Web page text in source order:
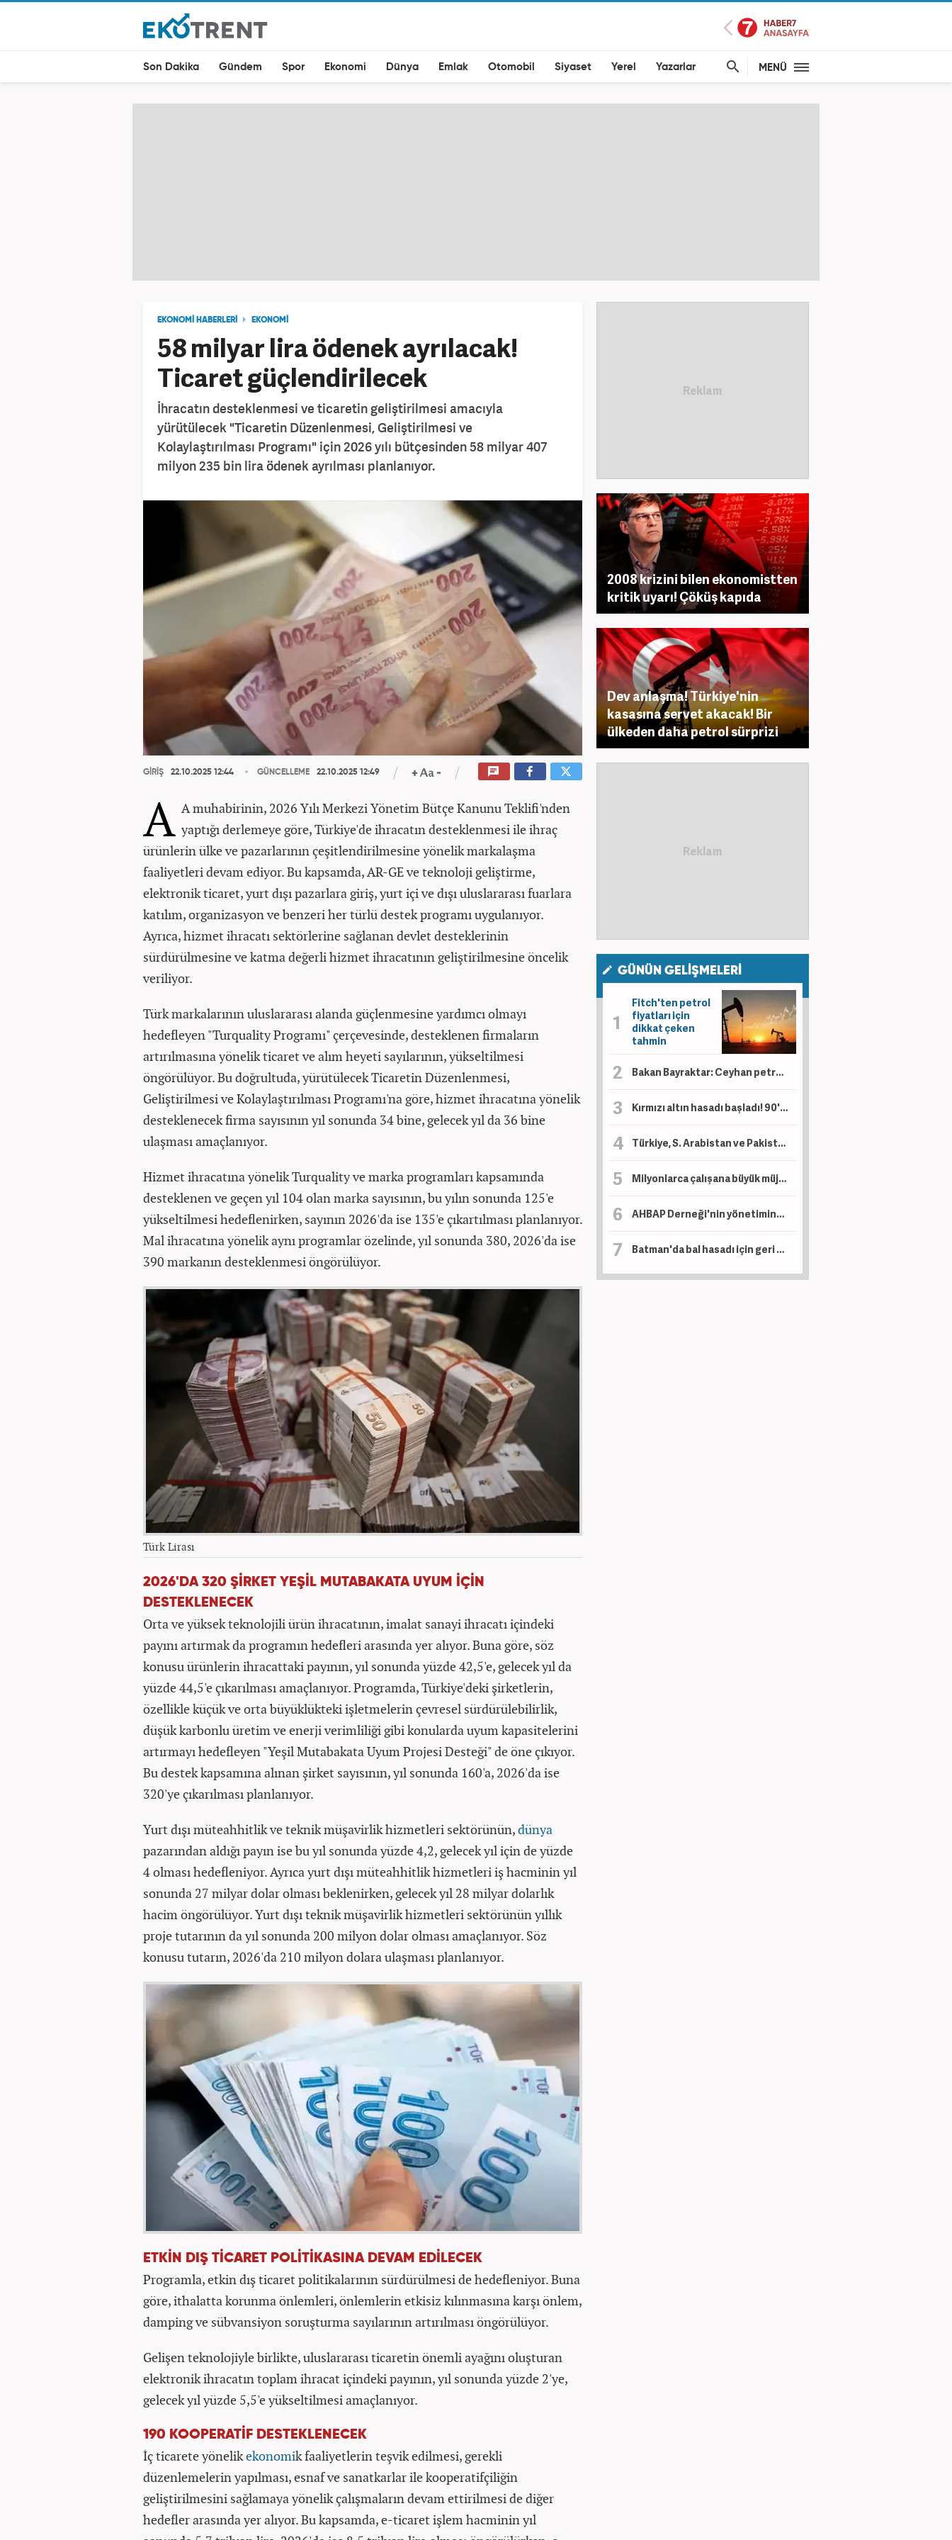
Son Dakika Gündem Spor Ekonomi Dünya Emlak Otomobil Siyaset Yerel Yazarlar MENÜ
EKONOMİ HABERLERİ EKONOMİ
58 milyar lira ödenek ayrılacak!
Ticaret güçlendirilecek
İhracatın desteklenmesi ve ticaretin geliştirilmesi amacıyla
yürütülecek "Ticaretin Düzenlenmesi, Geliştirilmesi ve
Kolaylaştırılması Programı" için 2026 yılı bütçesinden 58 milyar 407
milyon 235 bin lira ödenek ayrılması planlanıyor.
GİRİŞ 22.10.2025 12:44 GÜNCELLEME 22.10.2025 12:49
A A muhabirinin, 2026 Yılı Merkezi Yönetim Bütçe Kanunu Teklifi'nden
yaptığı derlemeye göre, Türkiye'de ihracatın desteklenmesi ile ihraç
ürünlerin ülke ve pazarlarının çeşitlendirilmesine yönelik markalaşma
faaliyetleri devam ediyor. Bu kapsamda, AR-GE ve teknoloji geliştirme,
elektronik ticaret, yurt dışı pazarlara giriş, yurt içi ve dışı uluslararası fuarlara
katılım, organizasyon ve benzeri her türlü destek programı uygulanıyor.
Ayrıca, hizmet ihracatı sektörlerine sağlanan devlet desteklerinin
sürdürülmesine ve katma değerli hizmet ihracatının geliştirilmesine öncelik
veriliyor.
Türk markalarının uluslararası alanda güçlenmesine yardımcı olmayı
hedefleyen "Turquality Programı" çerçevesinde, desteklenen firmaların
artırılmasına yönelik ticaret ve alım heyeti sayılarının, yükseltilmesi
öngörülüyor. Bu doğrultuda, yürütülecek Ticaretin Düzenlenmesi,
Geliştirilmesi ve Kolaylaştırılması Programı'na göre, hizmet ihracatına yönelik
desteklenecek firma sayısının yıl sonunda 34 bine, gelecek yıl da 36 bine
ulaşması amaçlanıyor.
Hizmet ihracatına yönelik Turquality ve marka programları kapsamında
desteklenen ve geçen yıl 104 olan marka sayısının, bu yılın sonunda 125'e
yükseltilmesi hedeflenirken, sayının 2026'da ise 135'e çıkartılması planlanıyor.
Mal ihracatına yönelik aynı programlar özelinde, yıl sonunda 380, 2026'da ise
390 markanın desteklenmesi öngörülüyor.
Türk Lirası
2026'DA 320 ŞİRKET YEŞİL MUTABAKATA UYUM İÇİN
DESTEKLENECEK
Orta ve yüksek teknolojili ürün ihracatının, imalat sanayi ihracatı içindeki
payını artırmak da programın hedefleri arasında yer alıyor. Buna göre, söz
konusu ürünlerin ihracattaki payının, yıl sonunda yüzde 42,5'e, gelecek yıl da
yüzde 44,5'e çıkarılması amaçlanıyor. Programda, Türkiye'deki şirketlerin,
özellikle küçük ve orta büyüklükteki işletmelerin çevresel sürdürülebilirlik,
düşük karbonlu üretim ve enerji verimliliği gibi konularda uyum kapasitelerini
artırmayı hedefleyen "Yeşil Mutabakata Uyum Projesi Desteği" de öne çıkıyor.
Bu destek kapsamına alınan şirket sayısının, yıl sonunda 160'a, 2026'da ise
320'ye çıkarılması planlanıyor.
Yurt dışı müteahhitlik ve teknik müşavirlik hizmetleri sektörünün,dünya
pazarından aldığı payın ise bu yıl sonunda yüzde 4,2, gelecek yıl için de yüzde
4 olması hedefleniyor. Ayrıca yurt dışı müteahhitlik hizmetleri iş hacminin yıl
sonunda 27 milyar dolar olması beklenirken, gelecek yıl 28 milyar dolarlık
hacim öngörülüyor. Yurt dışı teknik müşavirlik hizmetleri sektörünün yıllık
proje tutarının da yıl sonunda 200 milyon dolar olması amaçlanıyor. Söz
konusu tutarın, 2026'da 210 milyon dolara ulaşması planlanıyor.
ETKİN DIŞ TİCARET POLİTİKASINA DEVAM EDİLECEK
Programla, etkin dış ticaret politikalarının sürdürülmesi de hedefleniyor. Buna
göre, ithalatta korunma önlemleri, önlemlerin etkisiz kılınmasına karşı önlem,
damping ve sübvansiyon soruşturma sayılarının artırılması öngörülüyor.
Gelişen teknolojiyle birlikte, uluslararası ticaretin önemli ayağını oluşturan
elektronik ihracatın toplam ihracat içindeki payının, yıl sonunda yüzde 2'ye,
gelecek yıl yüzde 5,5'e yükseltilmesi amaçlanıyor.
190 KOOPERATİF DESTEKLENECEK
İç ticarete yönelikekonomik faaliyetlerin teşvik edilmesi, gerekli
düzenlemelerin yapılması, esnaf ve sanatkarlar ile kooperatifçiliğin
geliştirilmesini sağlamaya yönelik çalışmaların devam ettirilmesi de diğer
hedefler arasında yer alıyor. Bu kapsamda, e-ticaret işlem hacminin yıl
2008 krizini bilen ekonomistten
kritik uyarı! Çöküş kapıda
Dev anlaşma! Türkiye'nin
kasasına servet akacak! Bir
ülkeden daha petrol sürprizi
GÜNÜN GELİŞMELERİ
Fitch'ten petrol
fiyatları için
dikkat çeken
tahmin
Bakan Bayraktar: Ceyhan petrol ticareti üssü olacak!
Kırmızı altın hasadı başladı! 90'dan fazla ülkeden talep var
Türkiye, S. Arabistan ve Pakistan İmzayı attı! İşte üç ülkenin toplam savunma gücü....
Milyonlarca çalışana büyük müjde! Artık tazminata eklenecek
AHBAP Derneği'nin yönetimine Kayyum atandı
Batman'da bal hasadı için geri sayım! Arıcıların yüzü bu yıl gülüyor